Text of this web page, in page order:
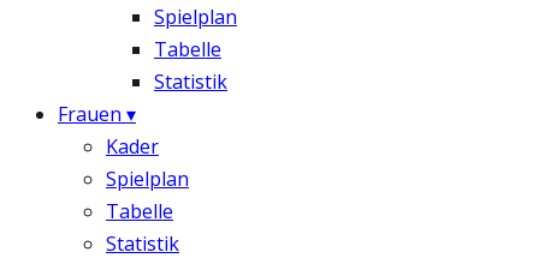
Spielplan
Tabelle
Statistik
Frauen ▾
Kader
Spielplan
Tabelle
Statistik